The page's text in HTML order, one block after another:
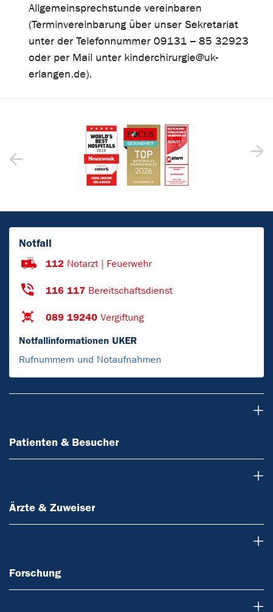
Allgemeinsprechstunde vereinbaren
(Terminvereinbarung über unser Sekretariat
unter der Telefonnummer 09131 – 85 32923
oder per Mail unter kinderchirurgie@uk-
erlangen.de).
Notfall
112 Notarzt | Feuerwehr
116 117 Bereitschaftsdienst
089 19240 Vergiftung
Notfallinformationen UKER
Rufnummern und Notaufnahmen
Patienten & Besucher
Ärzte & Zuweiser
Forschung